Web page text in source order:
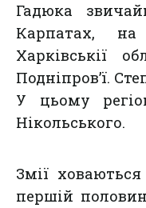
Гадюка
Карпатах,
Харківськії
Подніпров’ї.
У цьому
Нікольського.
Змії
першій